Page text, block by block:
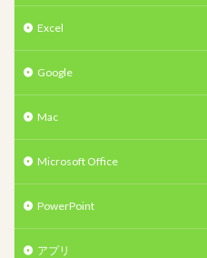
Excel
Google
Mac
Microsoft Office
PowerPoint
アプリ